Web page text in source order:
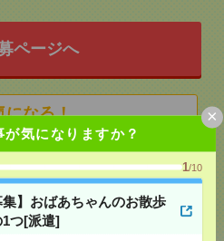
が気になりますか？
1/10
集】おばあちゃんのお散歩
つ[派遣]
×
ページへ
になる！
LINEで送る